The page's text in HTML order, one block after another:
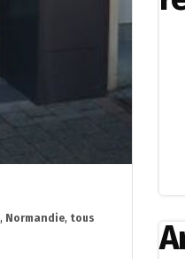
, Normandie, tous